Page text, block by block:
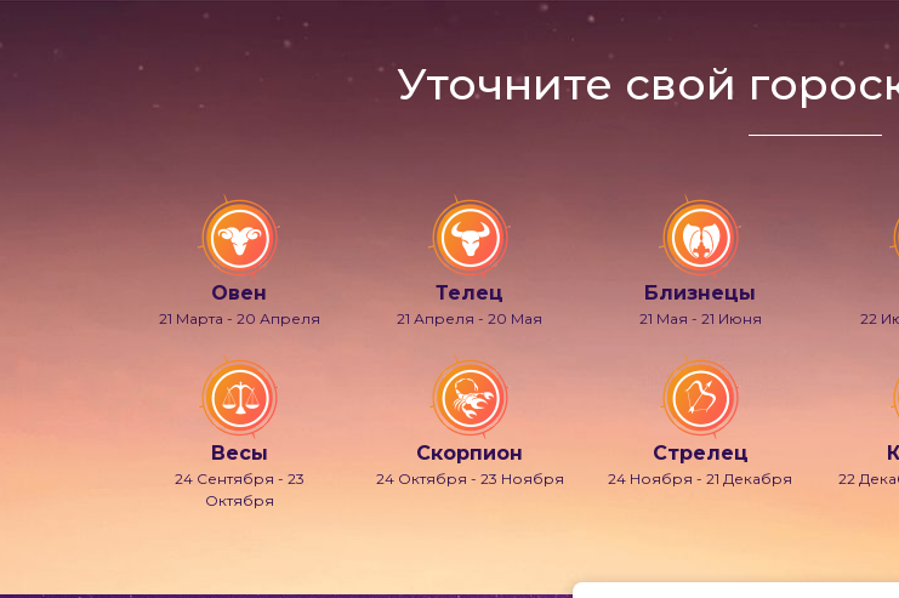
Уточните свой
Овен
21 Марта - 20 Апреля
Телец
21 Апреля - 20 Мая
Близнецы
21 Мая - 21 Июня 22
Весы
24 Сентября - 23
Октября
Скорпион
24 Октября - 23 Ноября
Стрелец
24 Ноября - 21 Декабря 22